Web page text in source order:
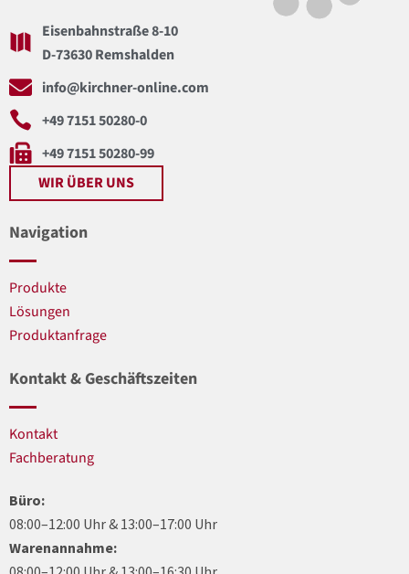
Eisenbahnstraße 8-10
D-73630 Remshalden
info@kirchner-online.com
+49 7151 50280-0
+49 7151 50280-99
WIR ÜBER UNS
Navigation
Produkte
Lösungen
Produktanfrage
Kontakt & Geschäftszeiten
Kontakt
Fachberatung
Büro:
08:00–12:00 Uhr & 13:00–17:00 Uhr
Warenannahme: